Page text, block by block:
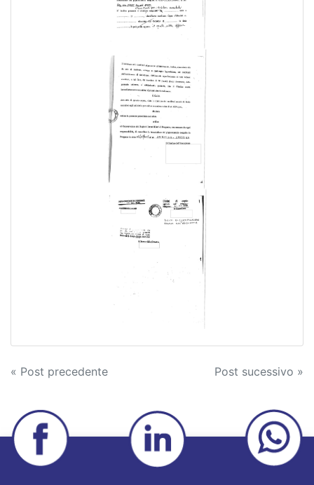
Navigazione
articoli
« Post precedente Post sucessivo »